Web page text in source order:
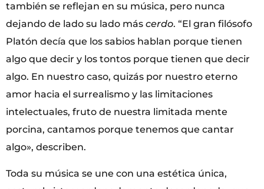
también se reflejan en su música, pero nunca
dejando de lado su lado más cerdo. “El gran filósofo
Platón decía que los sabios hablan porque tienen
algo que decir y los tontos porque tienen que decir
algo. En nuestro caso, quizás por nuestro eterno
amor hacia el surrealismo y las limitaciones
intelectuales, fruto de nuestra limitada mente
porcina, cantamos porque tenemos que cantar
algo», describen.
Toda su música se une con una estética única,